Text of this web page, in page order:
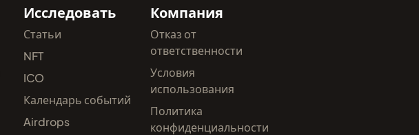
Исследовать
Статьи
NFT
ICO
Календарь событий
Airdrops
Компания
Отказ от
ответственности
Условия
использования
Политика
конфиденциальности